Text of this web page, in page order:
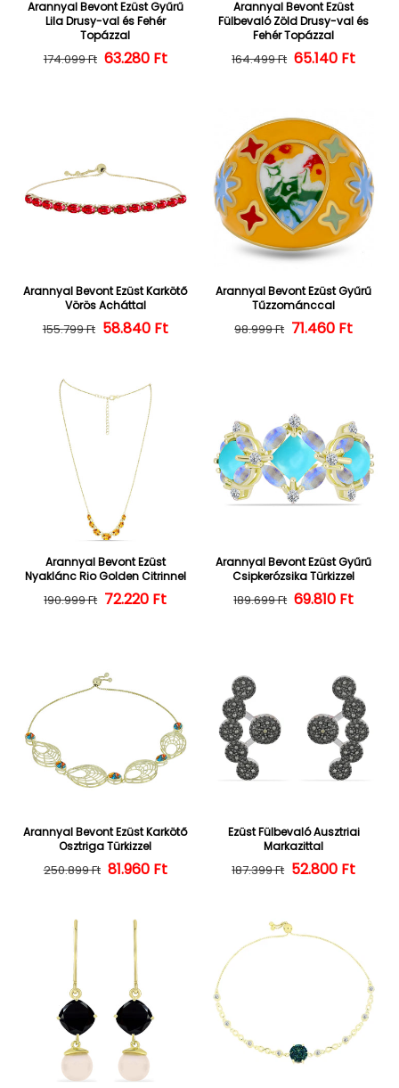
Arannyal Bevont Ezüst Gyűrű
Lila Drusy-val és Fehér
Topázzal
Normál ár
174.099 Ft Kedvezményes ár
63.280 Ft
Arannyal Bevont Ezüst
Fülbevaló Zöld Drusy-val és
Fehér Topázzal
Normál ár
164.499 Ft 65.140 Ft
Arannyal Bevont Ezüst Karkötő
Vörös Acháttal
Normál ár
155.799 Ft Kedvezményes ár
58.840 Ft
Arannyal Bevont Ezüst Gyűrű
Tűzzománccal
Normál ár
98.999 Ft 71.460 Ft
Arannyal Bevont Ezüst
Nyaklánc Rio Golden Citrinnel
Normál ár
190.999 Ft Kedvezményes ár
72.220 Ft
Arannyal Bevont Ezüst Gyűrű
Csipkerózsika Türkizzel
Normál ár
189.699 Ft 69.810 Ft
Arannyal Bevont Ezüst Karkötő
Osztriga Türkizzel
Normál ár
250.899 Ft Kedvezményes ár
81.960 Ft
Ezüst Fülbevaló Ausztriai
Markazittal
Normál ár
187.399 Ft 52.800 Ft